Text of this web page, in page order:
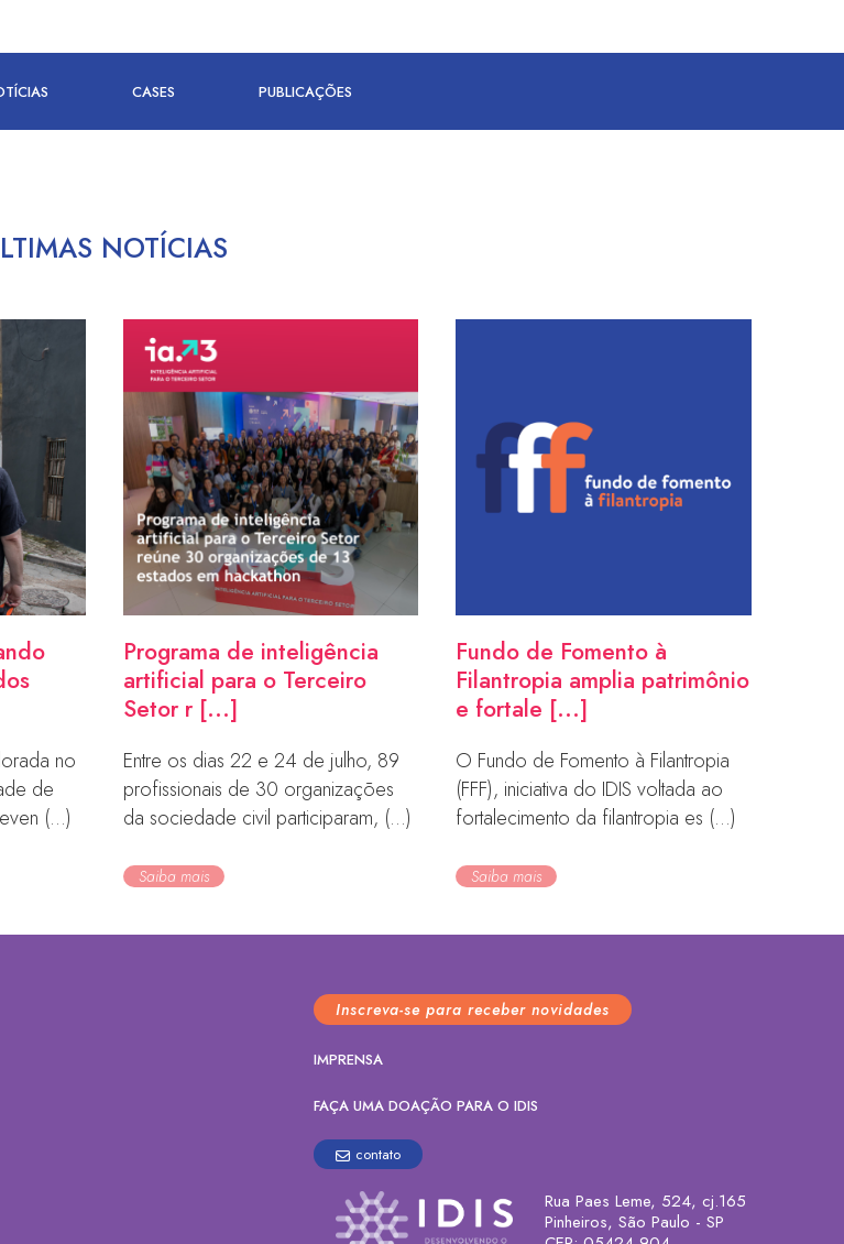
CASES PUBLICAÇÕES
NOTÍCIAS
no
de
(...)
Programa de inteligência
artificial para o Terceiro
Setor r [...]
Entre os dias 22 e 24 de julho, 89
profissionais de 30 organizações
da sociedade civil participaram, (...)
Saiba mais
Fundo de Fomento à
Filantropia amplia patrimônio
e fortale [...]
O Fundo de Fomento à Filantropia
(FFF), iniciativa do IDIS voltada ao
fortalecimento da filantropia es (...)
Saiba mais
Inscreva-se para receber novidades
IMPRENSA
FAÇA UMA DOAÇÃO PARA O IDIS
contato
Rua Paes Leme, 524, cj.165
Pinheiros, São Paulo - SP